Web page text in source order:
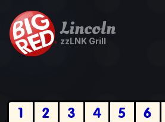
Lincoln
zzLNK Grill
1 2 3 4 5 6